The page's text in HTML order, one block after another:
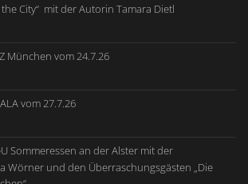
City“ mit der Autorin Tamara Dietl
München vom 24.7.26
vom 27.7.26
Sommeressen an der Alster mit der
Wörner und den Überraschungsgästen „Die